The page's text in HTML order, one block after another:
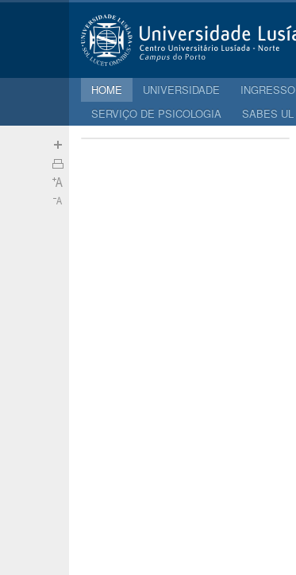
HOME UNIVERSIDADE INGRESSO
SERVIÇO DE PSICOLOGIA
SABES UL